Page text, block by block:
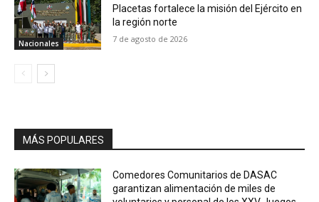
Nacionales
Placetas fortalece la misión del Ejército en
la región norte
7 de agosto de 2026
MÁS POPULARES
Comedores Comunitarios de DASAC
garantizan alimentación de miles de